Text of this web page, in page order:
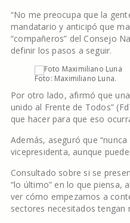
“No me preocupa que la
mandatario y anticipó que
“compañeros” del Consejo
definir los pasos a seguir.
Foto: Maximiliano Luna.
Por otro lado, afirmó que
unido al Frente de Todos”
que hacer para que eso
Además, aseguró que
vicepresidenta, aunque
Consultado sobre si se
“lo último” en lo que piensa,
ver cómo empezamos a
sectores necesitados tengan